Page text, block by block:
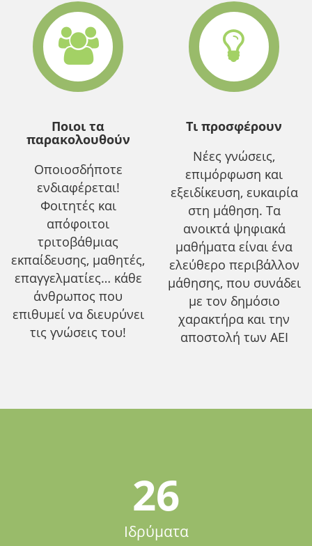
Ποιοι τα
παρακολουθούν
Οποιοσδήποτε
ενδιαφέρεται!
Φοιτητές και
απόφοιτοι
τριτοβάθμιας
εκπαίδευσης, μαθητές,
επαγγελματίες… κάθε
άνθρωπος που
επιθυμεί να διευρύνει
τις γνώσεις του!
Τι προσφέρουν
Νέες γνώσεις,
επιμόρφωση και
εξειδίκευση, ευκαιρία
στη μάθηση. Τα
ανοικτά ψηφιακά
μαθήματα είναι ένα
ελεύθερο περιβάλλον
μάθησης, που συνάδει
με τον δημόσιο
χαρακτήρα και την
αποστολή των ΑΕΙ
26
Ιδρύματα